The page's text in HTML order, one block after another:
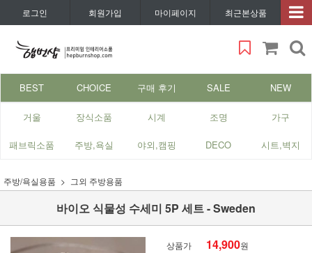
로그인 회원가입 마이페이지 최근본상품
BEST CHOICE 구매 후기 SALE NEW
거울 장식소품 시계 조명 가구
패브릭소품 주방,욕실 야외,캠핑 DECO 시트,벽지
주방/욕실용품 그외 주방용품
바이오 식물성 수세미 5P 세트 - Sweden
상품가 14,900원